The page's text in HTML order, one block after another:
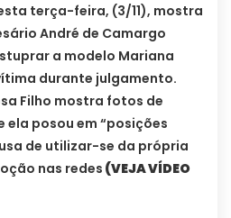
terça-feira, (3/11), mostra
André de Camargo
a modelo Mariana
durante julgamento.
Filho mostra fotos de
ela posou em “posições
de utilizar-se da própria
nas redes (VEJA VÍDEO